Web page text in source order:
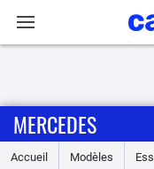
Accueil
MERCEDES
Accueil Modèles